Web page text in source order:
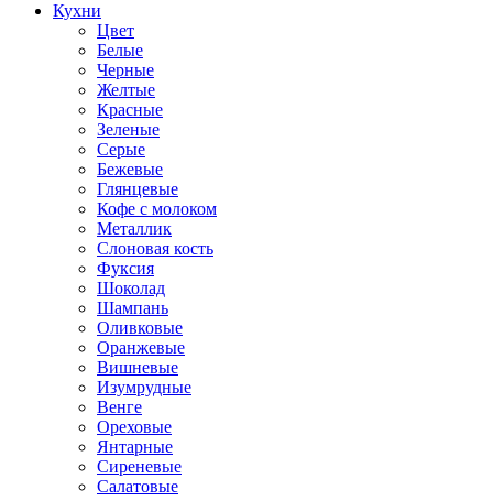
Кухни
Цвет
Белые
Черные
Желтые
Красные
Зеленые
Серые
Бежевые
Глянцевые
Кофе с молоком
Металлик
Слоновая кость
Фуксия
Шоколад
Шампань
Оливковые
Оранжевые
Вишневые
Изумрудные
Венге
Ореховые
Янтарные
Сиреневые
Салатовые